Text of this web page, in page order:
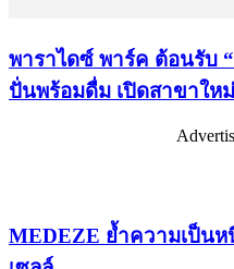
พาราไดซ์ พาร์ค ต้อนรับ
ปั่นพร้อมดื่ม เปิดสาขาใหม่
MEDEZE ย้ำความเป็น